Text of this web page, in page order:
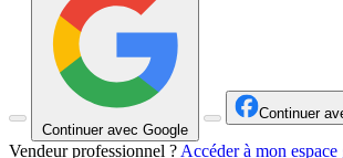
Continuer avec Google
Continuer
Vendeur professionnel ? Accéder à mon espace